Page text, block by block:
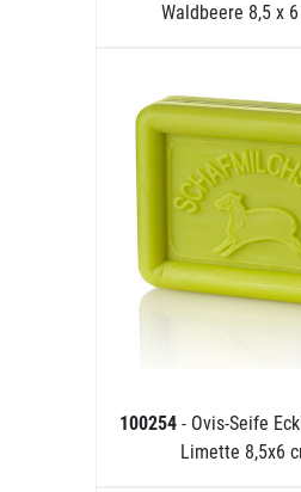
Waldbeere 8,5 x
100254 - Ovis-Seife
Limette 8,5x6